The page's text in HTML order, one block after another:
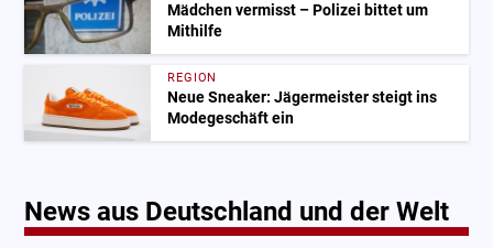
Mädchen vermisst – Polizei bittet um
Mithilfe
REGION
Neue Sneaker: Jägermeister steigt ins
Modegeschäft ein
News aus Deutschland und der Welt